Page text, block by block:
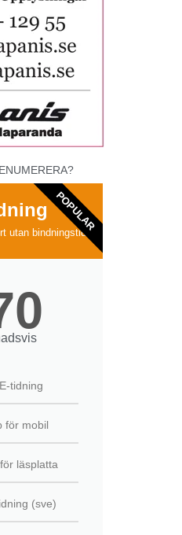
utan bindningstid
E-tidning
för mobil
läsplatta
(sve)
POPULAR